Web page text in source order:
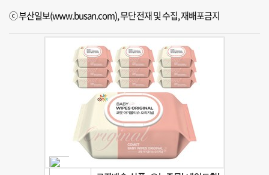
ⓒ 부산일보(www.busan.com), 무단전재 및 수집, 재배포금지